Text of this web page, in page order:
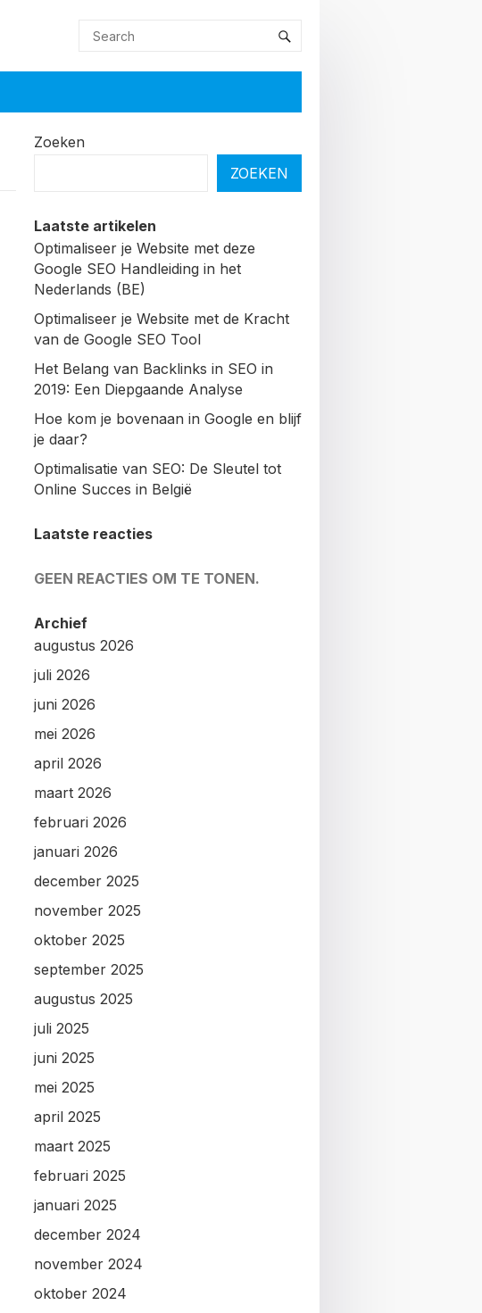
Zoeken
ZOEKEN
Laatste artikelen
Optimaliseer je Website met deze
Google SEO Handleiding in het
Nederlands (BE)
Optimaliseer je Website met de Kracht
van de Google SEO Tool
Het Belang van Backlinks in SEO in
2019: Een Diepgaande Analyse
Hoe kom je bovenaan in Google en blijf
je daar?
Optimalisatie van SEO: De Sleutel tot
Online Succes in België
Laatste reacties
GEEN REACTIES OM TE TONEN.
Archief
augustus 2026
juli 2026
juni 2026
mei 2026
april 2026
maart 2026
februari 2026
januari 2026
december 2025
november 2025
oktober 2025
september 2025
augustus 2025
juli 2025
juni 2025
mei 2025
april 2025
maart 2025
februari 2025
januari 2025
december 2024
november 2024
oktober 2024